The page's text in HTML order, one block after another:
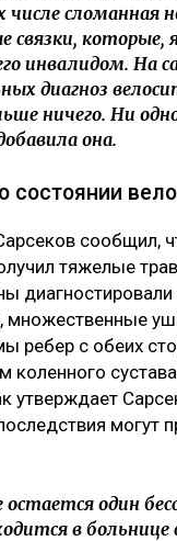
сломанная
связки,
инвалидом. На
диагноз
ничего. Ни
она.
состоянии
сообщил,
тяжелые
диагностировали
множественные
ребер с обеих
коленного
утверждает
могут
один
в больнице